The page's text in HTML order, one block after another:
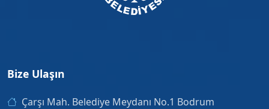
Bize Ulaşın
Çarşı Mah. Belediye Meydanı No.1 Bodrum